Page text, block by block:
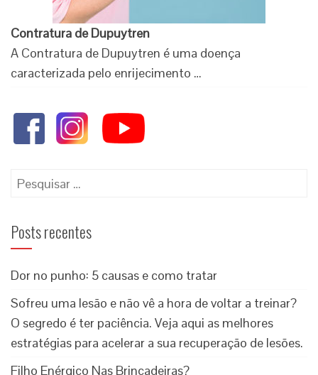
Contratura de Dupuytren
A Contratura de Dupuytren é uma doença
caracterizada pelo enrijecimento …
Posts recentes
Dor no punho: 5 causas e como tratar
Sofreu uma lesão e não vê a hora de voltar a treinar?
O segredo é ter paciência. Veja aqui as melhores
estratégias para acelerar a sua recuperação de lesões.
Filho Enérgico Nas Brincadeiras?